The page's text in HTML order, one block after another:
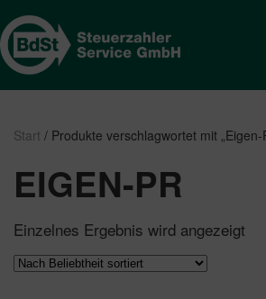
Start / Produkte verschlagwortet mit „Eigen-
EIGEN-PR
Einzelnes Ergebnis wird angezeigt